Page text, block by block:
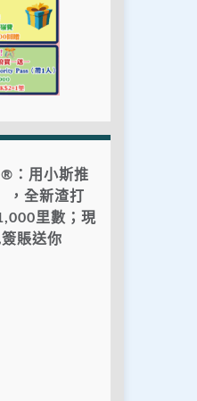
：用小斯推
全新渣打
里數；現
賬送你